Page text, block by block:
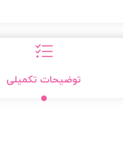
توضیحات تکمیلی